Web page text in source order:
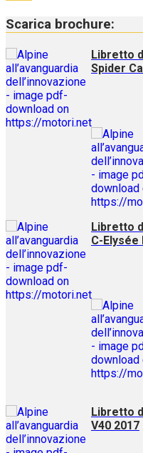
Succ.
Scarica brochure:
Libretto